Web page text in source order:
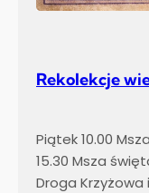
Rekolekcje
Piątek 10.00
15.30 Msza
Droga